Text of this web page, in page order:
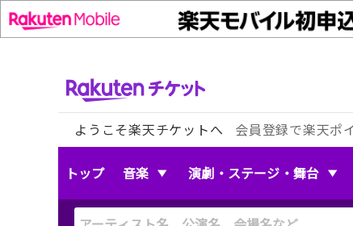
ようこそ楽天チケットへ 会員登録で楽天ポ
トップ 音楽 演劇・ステージ・舞台